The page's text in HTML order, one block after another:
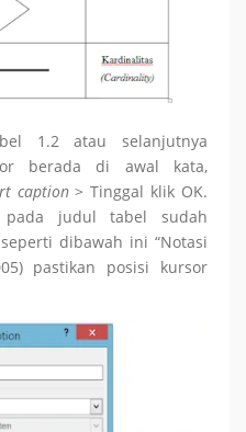
1.2 atau selanjutnya
berada di awal kata,
caption> Tinggal klik OK.
pada judul tabel sudah
dibawah ini “Notasi
pastikan posisi kursor